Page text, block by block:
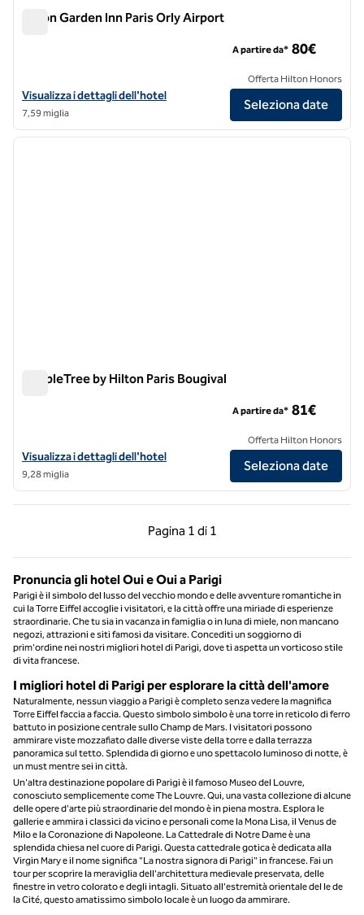
Hilton Garden Inn Paris Orly Airport
Visualizza i dettagli dell'hotel Hilton Garden Inn Paris Orly Airport
Visualizza i dettagli dell'hotel
7,59 miglia
A partire da* 80€
Offerta Hilton Honors
Seleziona date
1/12
1 di 12
DoubleTree by Hilton Paris Bougival
Visualizza i dettagli dell'hotel DoubleTree by Hilton Paris Bougival
Visualizza i dettagli dell'hotel
9,28 miglia
A partire da* 81€
Offerta Hilton Honors
Seleziona date
Pagina 1 di 1
Pagina precedente, 1 di 1
Pagina 1 di 1
Pronuncia gli hotel Oui e Oui a Parigi
Parigi è il simbolo del lusso del vecchio mondo e delle avventure romantiche in
cui la Torre Eiffel accoglie i visitatori, e la città offre una miriade di esperienze
straordinarie. Che tu sia in vacanza in famiglia o in luna di miele, non mancano
negozi, attrazioni e siti famosi da visitare. Concediti un soggiorno di
prim'ordine nei nostri migliori hotel di Parigi, dove ti aspetta un vorticoso stile
di vita francese.
I migliori hotel di Parigi per esplorare la città dell'amore
Naturalmente, nessun viaggio a Parigi è completo senza vedere la magnifica
Torre Eiffel faccia a faccia. Questo simbolo simbolo è una torre in reticolo di ferro
battuto in posizione centrale sullo Champ de Mars. I visitatori possono
ammirare viste mozzafiato dalle diverse viste della torre e dalla terrazza
panoramica sul tetto. Splendida di giorno e uno spettacolo luminoso di notte, è
un must mentre sei in città.
Un'altra destinazione popolare di Parigi è il famoso Museo del Louvre,
conosciuto semplicemente come The Louvre. Qui, una vasta collezione di alcune
delle opere d'arte più straordinarie del mondo è in piena mostra. Esplora le
gallerie e ammira i classici da vicino e personali come la Mona Lisa, il Venus de
Milo e la Coronazione di Napoleone. La Cattedrale di Notre Dame è una
splendida chiesa nel cuore di Parigi. Questa cattedrale gotica è dedicata alla
Virgin Mary e il nome significa "La nostra signora di Parigi" in francese. Fai un
tour per scoprire la meraviglia dell'architettura medievale preservata, delle
finestre in vetro colorato e degli intagli. Situato all'estremità orientale del le de
la Cité, questo amatissimo simbolo locale è un luogo da ammirare.